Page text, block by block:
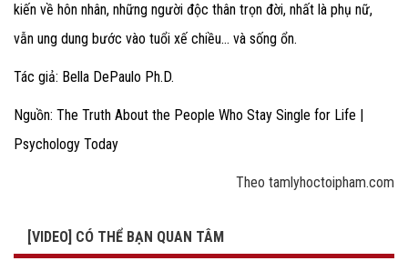
kiến về hôn nhân, những người độc thân trọn đời, nhất là phụ nữ,
vẫn ung dung bước vào tuổi xế chiều… và sống ổn.
Tác giả: Bella DePaulo Ph.D.
Nguồn: The Truth About the People Who Stay Single for Life |
Psychology Today
Theo tamlyhoctoipham.com
[VIDEO] CÓ THỂ BẠN QUAN TÂM